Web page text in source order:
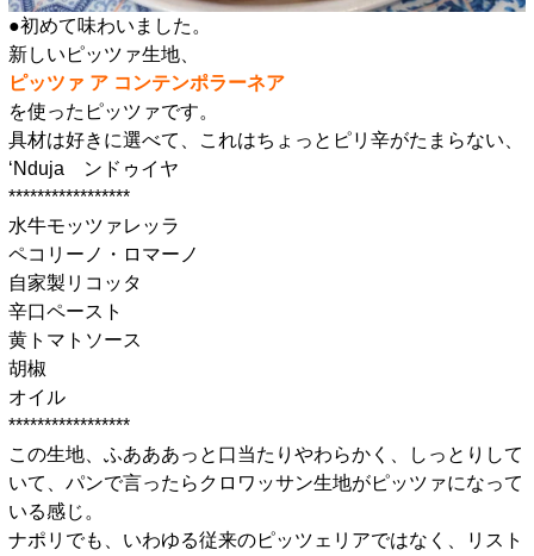
●初めて味わいました。
新しいピッツァ生地、
ピッツァ ア コンテンポラーネア
を使ったピッツァです。
具材は好きに選べて、これはちょっとピリ辛がたまらない、
‘Nduja ンドゥイヤ
*****************
水牛モッツァレッラ
ペコリーノ・ロマーノ
自家製リコッタ
辛口ペースト
黄トマトソース
胡椒
オイル
*****************
この生地、ふあああっと口当たりやわらかく、しっとりして
いて、パンで言ったらクロワッサン生地がピッツァになって
いる感じ。
ナポリでも、いわゆる従来のピッツェリアではなく、リスト